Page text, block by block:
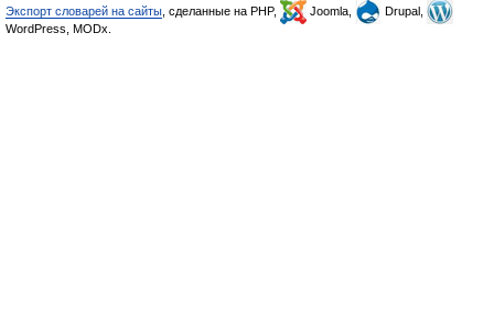
Экспорт словарей на сайты , сделанные на PHP, Joomla,
Drupal,
WordPress, MODx.